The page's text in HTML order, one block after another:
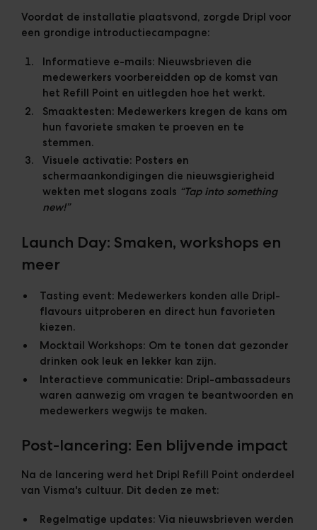
Voordat de installatie plaatsvond, zorgde Dripl voor
een grondige introductiecampagne:
Informatieve e-mails: Nieuwsbrieven die
medewerkers voorbereidden op de komst van
het Refill Point en uitlegden hoe het werkt.
Smaaktesten: Medewerkers kregen de kans om
hun favoriete smaken te proeven en te
stemmen.
Visuele activatie: Posters en
schermaankondigingen die nieuwsgierigheid
wekten met slogans zoals “Tap into something
new!”
Launch Day: Smaken, workshops en
meer
Tasting event: Medewerkers konden alle Dripl-
flavours uitproberen en direct hun favorieten
kiezen.
Mocktail Workshops: Om te tonen dat gezonder
drinken ook leuk en lekker kan zijn.
Interactieve communicatie: Dripl-ambassadeurs
waren aanwezig om vragen te beantwoorden en
medewerkers wegwijs te maken.
Post-lancering: Een blijvende impact
Na de lancering werd het Dripl Refill Point onderdeel
van Visma's cultuur. Dit deden ze met:
Regelmatige updates: Via nieuwsbrieven werden